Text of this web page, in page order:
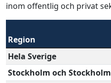
inom offentlig och privat
Region
Hela Sverige
Stockholm och